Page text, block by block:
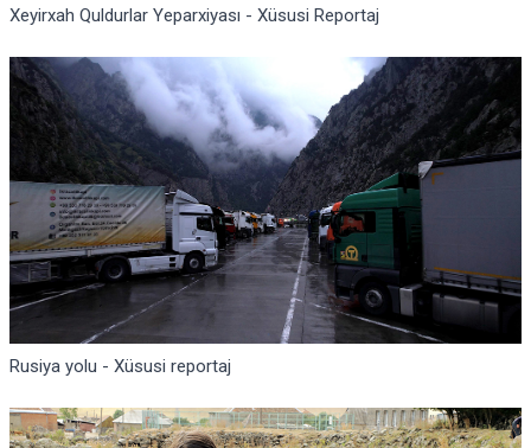
Xeyirxah Quldurlar Yeparxiyası - Xüsusi Reportaj
Rusiya yolu - Xüsusi reportaj